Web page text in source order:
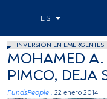
ES
INVERSIÓN EN EMERGENTES
MOHAMED A.
PIMCO, DEJA
FundsPeople . 22 enero 2014